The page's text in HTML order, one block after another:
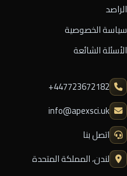
الراصد
سياسة الخصوصية
الأسئلة الشائعة
⁦+447723672182⁩
info@apexsci.uk
اتصل بنا
لندن، المملكة المتحدة